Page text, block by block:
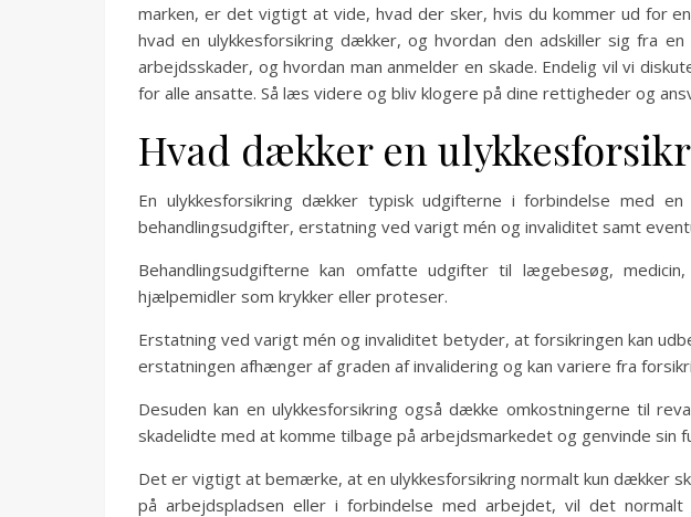
marken, er det vigtigt at vide, hvad der sker, hvis du kommer ud for
hvad en ulykkesforsikring dækker, og hvordan den adskiller sig fra
arbejdsskader, og hvordan man anmelder en skade. Endelig vil vi
for alle ansatte. Så læs videre og bliv klogere på dine rettigheder og
Hvad dækker en
En ulykkesforsikring dækker typisk udgifterne i forbindelse med
behandlingsudgifter, erstatning ved varigt mén og invaliditet samt
Behandlingsudgifterne kan omfatte udgifter til lægebesøg,
hjælpemidler som krykker eller proteser.
Erstatning ved varigt mén og invaliditet betyder, at forsikringen kan
erstatningen afhænger af graden af invalidering og kan variere fra
Desuden kan en ulykkesforsikring også dække omkostningerne til
skadelidte med at komme tilbage på arbejdsmarkedet og genvinde sin
Det er vigtigt at bemærke, at en ulykkesforsikring normalt kun dækker
på arbejdspladsen eller i forbindelse med arbejdet, vil det